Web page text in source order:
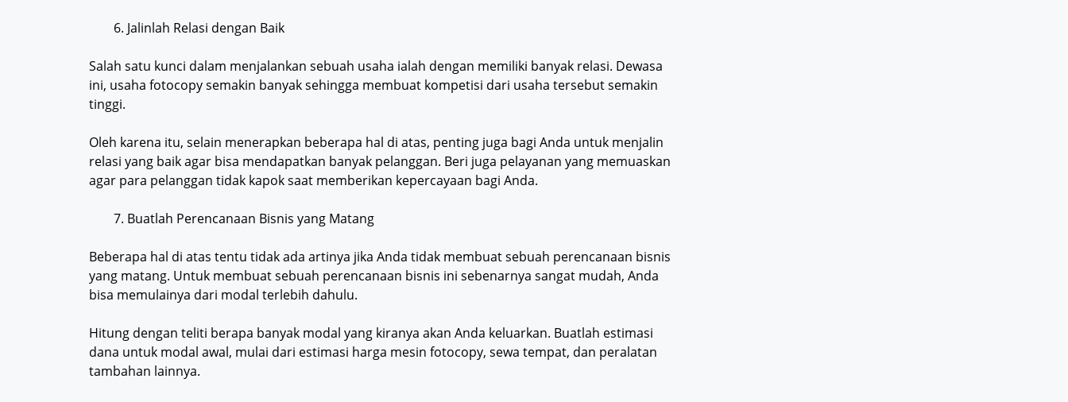
Jalinlah Relasi dengan Baik
Salah satu kunci dalam menjalankan sebuah usaha ialah dengan memiliki banyak relasi. Dewasa
ini, usaha fotocopy semakin banyak sehingga membuat kompetisi dari usaha tersebut semakin
tinggi.
Oleh karena itu, selain menerapkan beberapa hal di atas, penting juga bagi Anda untuk menjalin
relasi yang baik agar bisa mendapatkan banyak pelanggan. Beri juga pelayanan yang memuaskan
agar para pelanggan tidak kapok saat memberikan kepercayaan bagi Anda.
Buatlah Perencanaan Bisnis yang Matang
Beberapa hal di atas tentu tidak ada artinya jika Anda tidak membuat sebuah perencanaan bisnis
yang matang. Untuk membuat sebuah perencanaan bisnis ini sebenarnya sangat mudah, Anda
bisa memulainya dari modal terlebih dahulu.
Hitung dengan teliti berapa banyak modal yang kiranya akan Anda keluarkan. Buatlah estimasi
dana untuk modal awal, mulai dari estimasi harga mesin fotocopy, sewa tempat, dan peralatan
tambahan lainnya.